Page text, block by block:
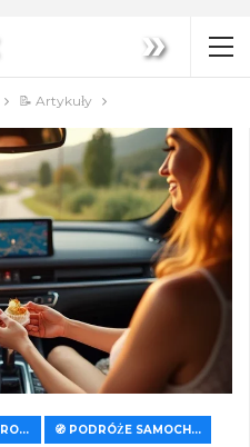
»
📝 Artykuły
🍷 PODRÓŻE GASTRONOMICZNE I WINIARSKIE 🧭 PODRÓŻE SAMOCHODEM